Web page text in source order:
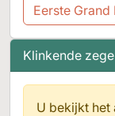
Klinkende
U bekijkt het
Eerste Grand